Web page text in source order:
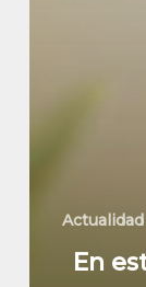
Actualidad
En